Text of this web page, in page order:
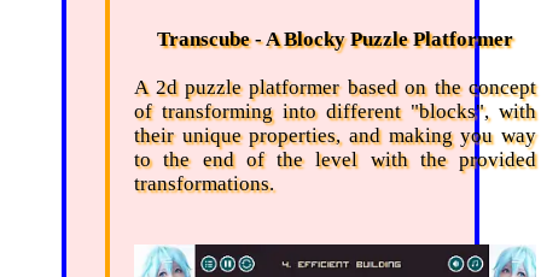
Transcube - A Blocky Puzzle Platformer
A 2d puzzle platformer based on the concept
of transforming into different "blocks", with
their unique properties, and making you way
to the end of the level with the provided
transformations.